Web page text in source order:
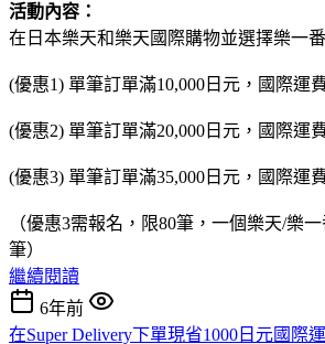
活動內容：
在日本樂天和樂天國際購物並選擇樂一
(優惠1) 單筆訂單滿10,000日元，國際運
(優惠2) 單筆訂單滿20,000日元，國際運
(優惠3) 單筆訂單滿35,000日元，國際運
（優惠3需報名，限80筆，一個樂天/樂
筆）
繼續閱讀
6年前
在Super Delivery下單現省1000日元國際